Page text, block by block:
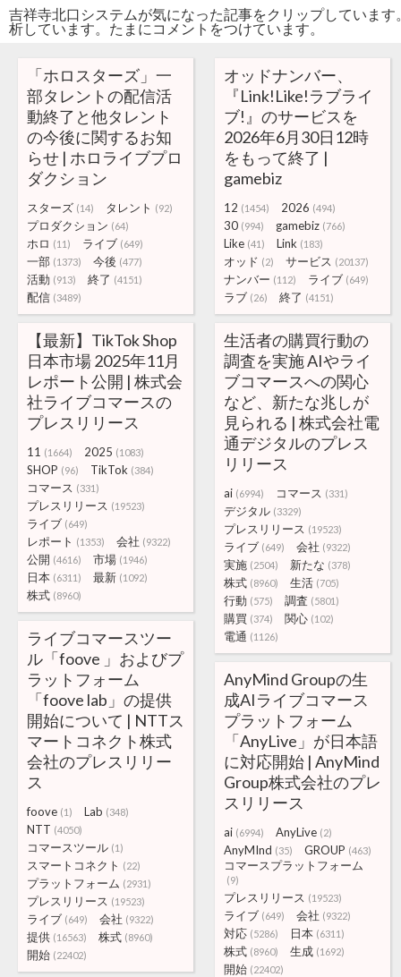
吉祥寺北口システムが気になった記事をクリップしていま
析しています。たまにコメントをつけています。
「ホロスターズ」一
部タレントの配信活
動終了と他タレント
の今後に関するお知
らせ | ホロライブプロ
ダクション
スターズ (14) タレント (92)
プロダクション (64)
ホロ (11) ライブ (649)
一部 (1373) 今後 (477)
活動 (913) 終了 (4151)
配信 (3489)
オッドナンバー、
『Link!Like!ラブライ
ブ!』のサービスを
2026年6月30日12時
をもって終了 |
gamebiz
12 (1454) 2026 (494)
30 (994) gamebiz (766)
Like (41) Link (183)
オッド (2) サービス (20137)
ナンバー (112) ライブ (649)
ラブ (26) 終了 (4151)
【最新】TikTok Shop
日本市場 2025年11月
レポート公開 | 株式会
社ライブコマースの
プレスリリース
11 (1664) 2025 (1083)
SHOP (96) TikTok (384)
コマース (331)
プレスリリース (19523)
ライブ (649)
レポート (1353) 会社 (9322)
公開 (4616) 市場 (1946)
日本 (6311) 最新 (1092)
株式 (8960)
生活者の購買行動の
調査を実施 AIやライ
ブコマースへの関心
など、新たな兆しが
見られる | 株式会社電
通デジタルのプレス
リリース
ai (6994) コマース (331)
デジタル (3329)
プレスリリース (19523)
ライブ (649) 会社 (9322)
実施 (2504) 新たな (378)
株式 (8960) 生活 (705)
行動 (575) 調査 (5801)
購買 (374) 関心 (102)
電通 (1126)
ライブコマースツー
ル「foove 」およびプ
ラットフォーム
「foove lab」の提供
開始について | NTTス
マートコネクト株式
会社のプレスリリー
ス
foove (1) Lab (348)
NTT (4050)
コマースツール (1)
スマートコネクト (22)
プラットフォーム (2931)
プレスリリース (19523)
ライブ (649) 会社 (9322)
提供 (16563) 株式 (8960)
開始 (22402)
AnyMind Groupの生
成AIライブコマース
プラットフォーム
「AnyLive」が日本語
に対応開始 | AnyMind
Group株式会社のプレ
スリリース
ai (6994) AnyLive (2)
AnyMInd (35) GROUP (463)
コマースプラットフォーム
(9)
プレスリリース (19523)
ライブ (649) 会社 (9322)
対応 (5286) 日本 (6311)
株式 (8960) 生成 (1692)
開始 (22402)